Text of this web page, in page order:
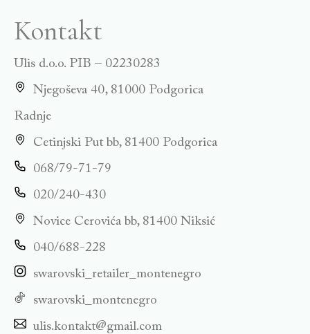
Kontakt
Ulis d.o.o. PIB – 02230283
Njegoševa 40, 81000 Podgorica
Radnje
Cetinjski Put bb, 81400 Podgorica
068/79-71-79
020/240-430
Novice Cerovića bb, 81400 Niksić
040/688-228
swarovski_retailer_montenegro
swarovski_montenegro
ulis.kontakt@gmail.com